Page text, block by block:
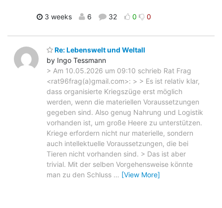
3 weeks 6 32 0 0
Re: Lebenswelt und Weltall
by Ingo Tessmann
> Am 10.05.2026 um 09:10 schrieb Rat Frag
<rat96frag(a)gmail.com>: > > Es ist relativ klar,
dass organisierte Kriegszüge erst möglich
werden, wenn die materiellen Voraussetzungen
gegeben sind. Also genug Nahrung und Logistik
vorhanden ist, um große Heere zu unterstützen.
Kriege erfordern nicht nur materielle, sondern
auch intellektuelle Voraussetzungen, die bei
Tieren nicht vorhanden sind. > Das ist aber
trivial. Mit der selben Vorgehensweise könnte
man zu den Schluss … [View More]